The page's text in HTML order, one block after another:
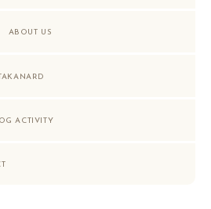
ABOUT US
ACTIVITY